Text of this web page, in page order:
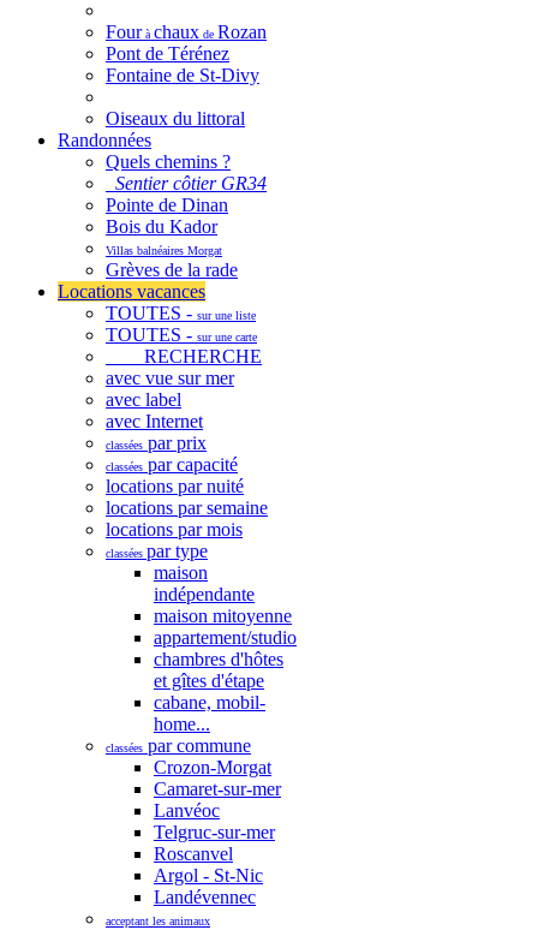
Fourà chaux de Rozan
Pont de Térénez
Fontaine de St-Divy
Oiseaux du littoral
Randonnées
Quels chemins ?
Sentier côtier GR34
Pointe de Dinan
Bois du Kador
Villas balnéaires Morgat
Grèves de la rade
Locations vacances
TOUTES - sur une liste
TOUTES - sur une carte
RECHERCHE
avec vue sur mer
avec label
avec Internet
classées par prix
classées par capacité
locations par nuité
locations par semaine
locations par mois
classées par type
maison
indépendante
maison mitoyenne
appartement/studio
chambres d'hôtes
et gîtes d'étape
cabane, mobil-
home...
classées par commune
Crozon-Morgat
Camaret-sur-mer
Lanvéoc
Telgruc-sur-mer
Roscanvel
Argol - St-Nic
Landévennec
acceptant les animaux